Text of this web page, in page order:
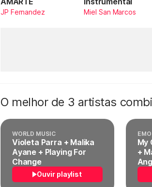
JP Fernandez Miel San Marcos
O melhor de 3 artistas
WORLD MUSIC
Violeta Parra + Malika
Ayane + Playing For
Change
Ouvir playlist
EMO
My
+